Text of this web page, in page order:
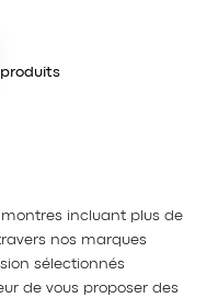
incluant plus de
nos marques
sélectionnés
de vous proposer des